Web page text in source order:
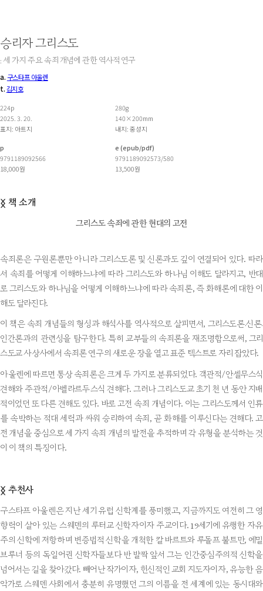
승리자 그리스도
: 세 가지 주요 속죄 개념에 관한 역사적 연구
a. 구스타프 아울렌
t.김지호
224p
280g
2025. 3. 20.
140×200mm
표지: 아트지
내지: 중성지
p
e (epub/pdf)
9791189092566
9791189092573/580
18,000원
13,500원
ᛝ 책 소개
그리스도 속죄에 관한 현대의 고전
속죄론은 구원론뿐만 아니라 그리스도론 및 신론과도 깊이 연결되어 있다. 따라
서 속죄를 어떻게 이해하느냐에 따라 그리스도와 하나님 이해도 달라지고, 반대
로 그리스도와 하나님을 어떻게 이해하느냐에 따라 속죄론, 즉 화해론에 대한 이
해도 달라진다.
이 책은 속죄 개념들의 형성과 해석사를 역사적으로 살피면서, 그리스도론·신론·
인간론과의 관련성을 탐구한다. 특히 교부들의 속죄론을 재조명함으로써, 그리
스도교 사상사에서 속죄론 연구의 새로운 장을 열고 표준 텍스트로 자리 잡았다.
아울렌에 따르면 통상 속죄론은 크게 두 가지로 분류되었다. 객관적/안셀무스식
견해와 주관적/아벨라르두스식 견해다. 그러나 그리스도교 초기 천 년 동안 지배
적이었던 또 다른 견해도 있다. 바로 고전 속죄 개념이다. 이는 그리스도께서 인류
를 속박하는 적대 세력과 싸워 승리하여 속죄, 곧 화해를 이루신다는 견해다. 고
전 개념을 중심으로 세 가지 속죄 개념의 발전을 추적하며 각 유형을 분석하는 것
이 이 책의 특징이다.
ᛝ 추천사
구스타프 아울렌은 지난 세기 유럽 신학계를 풍미했고, 지금까지도 여전히 그 영
향력이 살아 있는 스웨덴의 루터교 신학자이자 주교이다. 19세기에 유행한 자유
주의 신학에 저항하며 변증법적 신학을 개척한 칼 바르트와 루돌프 불트만, 에밀
브루너 등의 독일어권 신학자들보다 반 발짝 앞서 그는 인간중심주의적 신학을
넘어서는 길을 찾아갔다. 빼어난 작가이자, 헌신적인 교회 지도자이자, 유능한 음
악가로 스웨덴 사회에서 충분히 유명했던 그의 이름을 전 세계에 있는 동시대와